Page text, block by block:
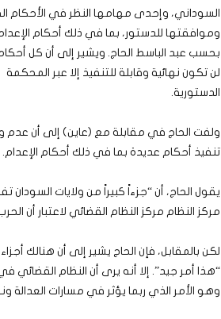
السوداني، وإحدى مهامها النظر في الأحكام
وموافقتها للدستور، بما في ذلك أحكام
بحسب عبد الباسط الحاج. ويشير إلى أن كل أحكام
لن تكون نهائية وقابلة للتنفيذ إلا عبر المحكمة
الدستورية.
ولفت الحاج في مقابلة مع (عاين) إلى أن عدم
تنفيذ أحكام عديدة بما في ذلك أحكام الإعدام.
يقول الحاج، أن “جزءاً كبيراً من ولايات
مركز النظام مركز النظام القضائي لاعتبار أن
لكن بالمقابل، فإن الحاج يشير إلى أن هنالك
“هذا أمر جيد”. إلا أنه يرى أن النظام القضائي
وهو الأمر الذي ربما يؤثر في مسارات العدالة